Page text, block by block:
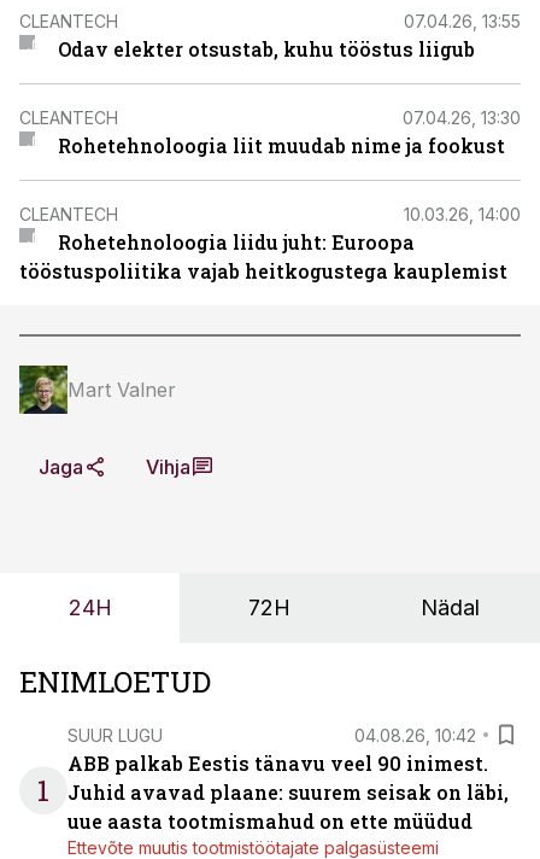
CLEANTECH 07.04.26, 13:55
Odav elekter otsustab, kuhu tööstus liigub
CLEANTECH 07.04.26, 13:30
Rohetehnoloogia liit muudab nime ja fookust
CLEANTECH 10.03.26, 14:00
Rohetehnoloogia liidu juht: Euroopa
tööstuspoliitika vajab heitkogustega kauplemist
Mart Valner
Jaga Vihja
24H 72H Nädal
ENIMLOETUD
1
SUUR LUGU 04.08.26, 10:42
ABB palkab Eestis tänavu veel 90 inimest.
Juhid avavad plaane: suurem seisak on läbi,
uue aasta tootmismahud on ette müüdud
Ettevõte muutis tootmistöötajate palgasüsteemi